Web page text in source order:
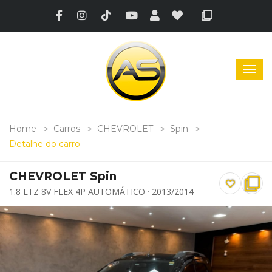
Home Carros CHEVROLET
Spin
Detalhe do carro
CHEVROLET Spin
1.8 LTZ 8V FLEX 4P AUTOMÁTICO · 2013/2014